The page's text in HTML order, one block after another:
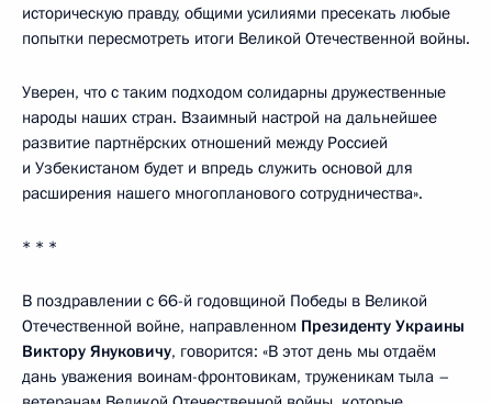
историческую правду, общими усилиями пресекать любые
попытки пересмотреть итоги Великой Отечественной войны.
Уверен, что с таким подходом солидарны дружественные
народы наших стран. Взаимный настрой на дальнейшее
развитие партнёрских отношений между Россией
и Узбекистаном будет и впредь служить основой для
расширения нашего многопланового сотрудничества».
* * *
В поздравлении с 66-й годовщиной Победы в Великой
Отечественной войне, направленном Президенту Украины
Виктору Януковичу, говорится: «В этот день мы отдаём
дань уважения воинам-фронтовикам, труженикам тыла –